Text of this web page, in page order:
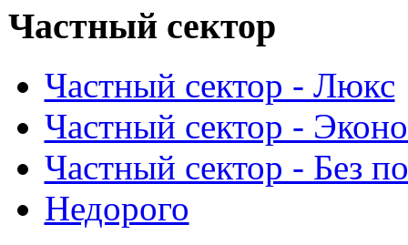
Частный сектор
Частный сектор - Люкс
Частный сектор -
Частный сектор - Без
Недорого